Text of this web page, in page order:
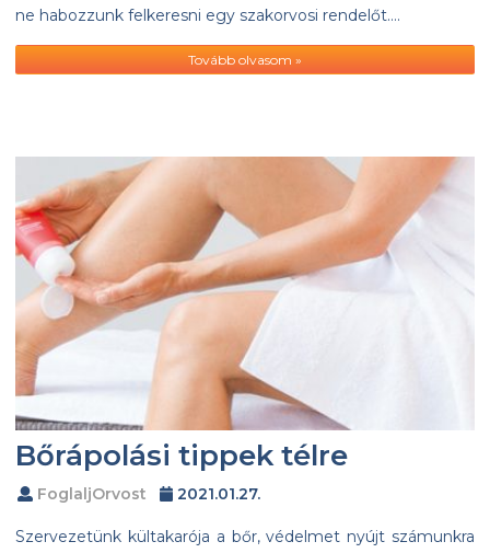
ne habozzunk felkeresni egy szakorvosi rendelőt….
Tovább olvasom »
Bőrápolási tippek télre
FoglaljOrvost 2021.01.27.
Szervezetünk kültakarója a bőr, védelmet nyújt számunkra